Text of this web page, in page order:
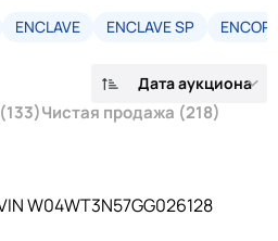
ENCLAVE ENCLAVE SP
Дата аукциона
(133)Чистая продажа (218)